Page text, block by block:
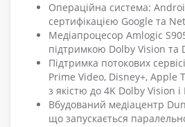
Операційна система:
сертифікацією Google та
Медіапроцесор Amlogic
підтримкою Dolby Vision та
Підтримка потокових
Prime Video, Disney+, Apple
з якістю до 4K Dolby Vision
Вбудований медіацентр
що запускається